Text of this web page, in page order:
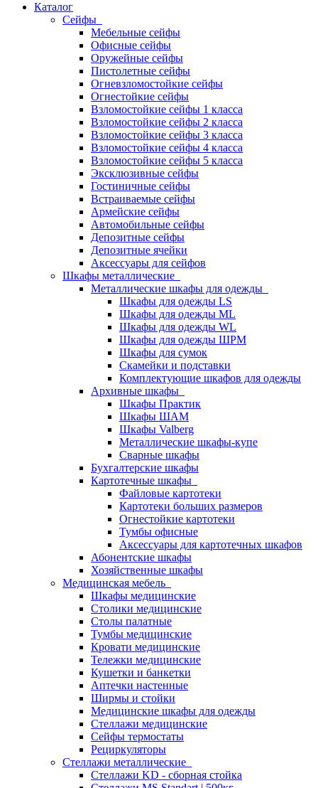
Каталог
Сейфы
Мебельные сейфы
Офисные сейфы
Оружейные сейфы
Пистолетные сейфы
Огневзломостойкие сейфы
Огнестойкие сейфы
Взломостойкие сейфы 1 класса
Взломостойкие сейфы 2 класса
Взломостойкие сейфы 3 класса
Взломостойкие сейфы 4 класса
Взломостойкие сейфы 5 класса
Эксклюзивные сейфы
Гостиничные сейфы
Встраиваемые сейфы
Армейские сейфы
Автомобильные сейфы
Депозитные сейфы
Депозитные ячейки
Аксессуары для сейфов
Шкафы металлические
Металлические шкафы для одежды
Шкафы для одежды LS
Шкафы для одежды ML
Шкафы для одежды WL
Шкафы для одежды ШРМ
Шкафы для сумок
Скамейки и подставки
Комплектующие шкафов для одежды
Архивные шкафы
Шкафы Практик
Шкафы ШАМ
Шкафы Valberg
Металлические шкафы-купе
Сварные шкафы
Бухгалтерские шкафы
Картотечные шкафы
Файловые картотеки
Картотеки больших размеров
Огнестойкие картотеки
Тумбы офисные
Аксессуары для картотечных шкафов
Абонентские шкафы
Хозяйственные шкафы
Медицинская мебель
Шкафы медицинские
Столики медицинские
Столы палатные
Тумбы медицинские
Кровати медицинские
Тележки медицинские
Кушетки и банкетки
Аптечки настенные
Ширмы и стойки
Медицинские шкафы для одежды
Стеллажи медицинские
Сейфы термостаты
Рециркуляторы
Стеллажи металлические
Стеллажи KD - сборная стойка